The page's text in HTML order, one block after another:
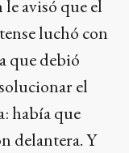
avisó que el
luchó con
que debió
el
había que
delantera. Y